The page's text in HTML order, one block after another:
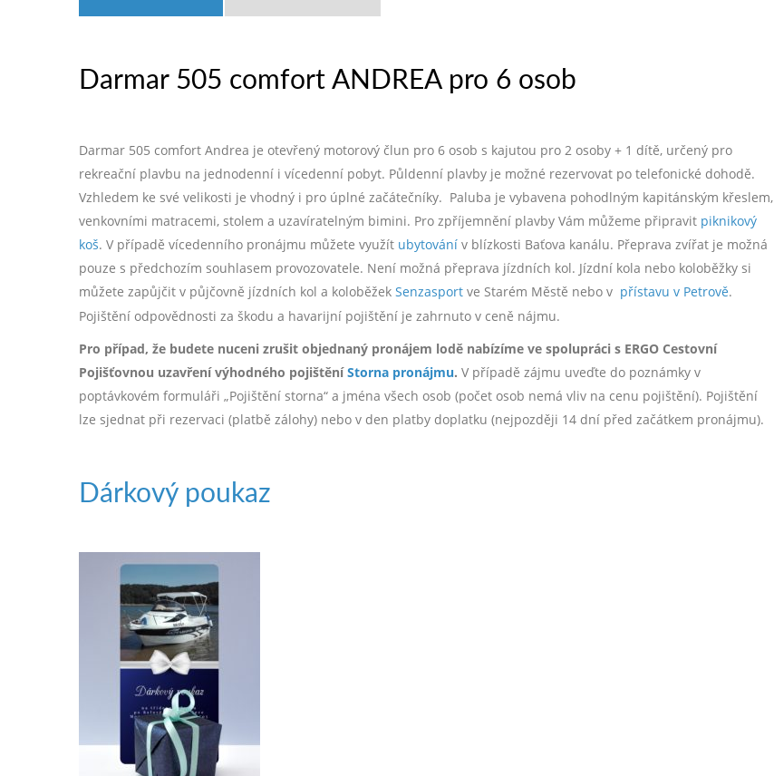
Darmar 505 comfort ANDREA pro 6 osob
Darmar 505 comfort Andrea je otevřený motorový člun pro 6 osob s kajutou pro 2 osoby + 1 dítě, určený pro
rekreační plavbu na jednodenní i vícedenní pobyt. Půldenní plavby je možné rezervovat po telefonické dohodě.
Vzhledem ke své velikosti je vhodný i pro úplné začátečníky. Paluba je vybavena pohodlným kapitánským křeslem,
venkovními matracemi, stolem a uzavíratelným bimini. Pro zpříjemnění plavby Vám můžeme připravit piknikový
koš. V případě vícedenního pronájmu můžete využít ubytování v blízkosti Baťova kanálu. Přeprava zvířat je možná
pouze s předchozím souhlasem provozovatele. Není možná přeprava jízdních kol. Jízdní kola nebo koloběžky si
můžete zapůjčit v půjčovně jízdních kol a koloběžek Senzasport ve Starém Městě nebo v přístavu v Petrově.
Pojištění odpovědnosti za škodu a havarijní pojištění je zahrnuto v ceně nájmu.
Pro případ, že budete nuceni zrušit objednaný pronájem lodě nabízíme ve spolupráci s ERGO Cestovní
Pojišťovnou uzavření výhodného pojištěníStorna pronájmu. V případě zájmu uveďte do poznámky v
poptávkovém formuláři „Pojištění storna“ a jména všech osob (počet osob nemá vliv na cenu pojištění). Pojištění
lze sjednat při rezervaci (platbě zálohy) nebo v den platby doplatku (nejpozději 14 dní před začátkem pronájmu).
Dárkový poukaz